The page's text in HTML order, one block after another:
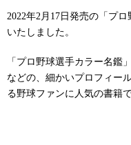
2022年2月17日発売の「プ
いたしました。
「プロ野球選手カラー名鑑
などの、細かいプロフィー
る野球ファンに人気の書籍で